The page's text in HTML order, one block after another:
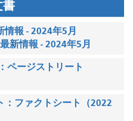
書
報 - 2024年5月
新情報 - 2024年5月
ページストリート
：ファクトシート（2022